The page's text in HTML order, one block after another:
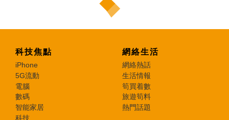
科技焦點
iPhone
5G流動
電腦
數碼
智能家居
科技
網絡生活
網絡熱話
生活情報
筍買着數
旅遊筍料
熱門話題